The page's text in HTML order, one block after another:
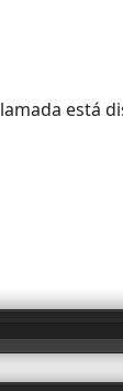
está